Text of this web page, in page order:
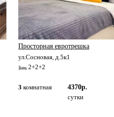
Просторная евротрешка
ул.Сосновая, д.5к1
2+2+2
3 комнатная
4370р.
сутки